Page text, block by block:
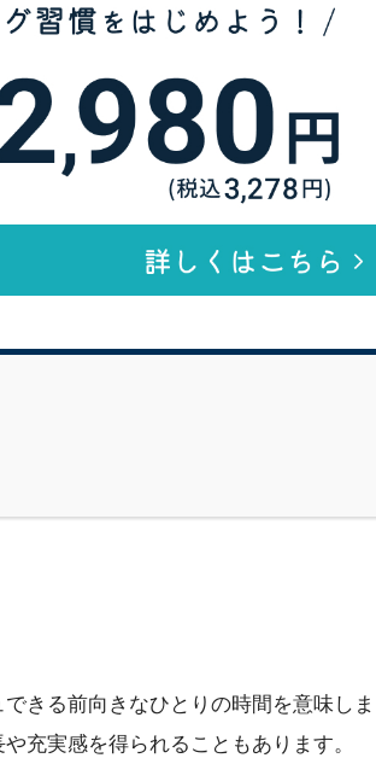
きる前向きなひとりの時間を意味しま
充実感を得られることもあります。